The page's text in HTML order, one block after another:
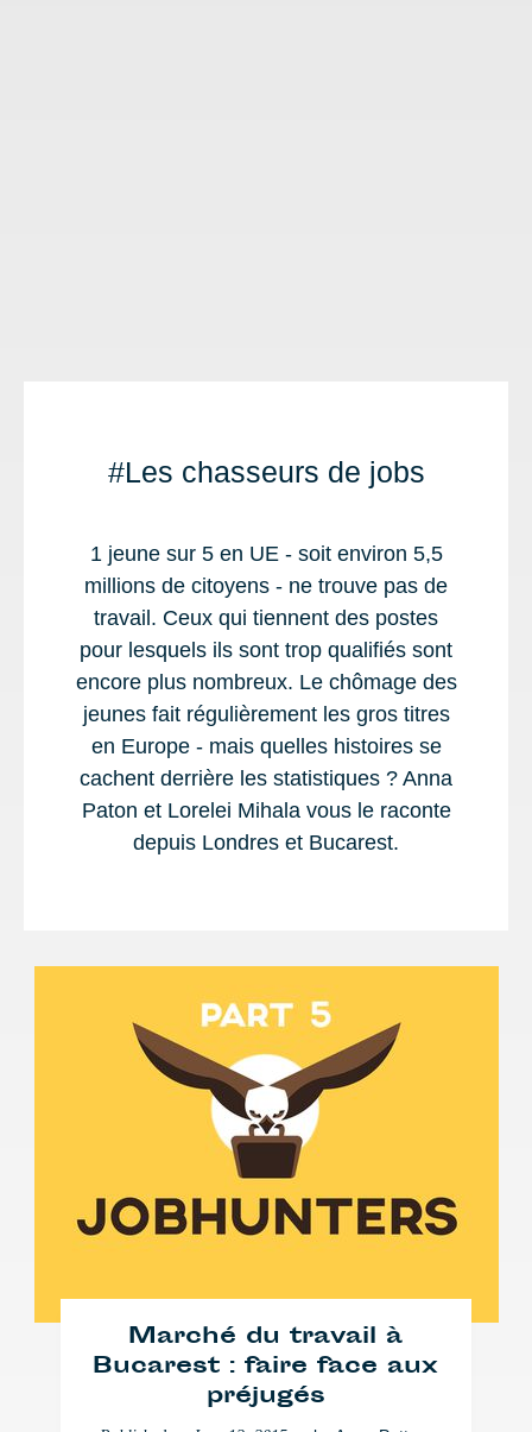
Les chasseurs de jobs
1 jeune sur 5 en UE - soit environ 5,5
millions de citoyens - ne trouve pas de
travail. Ceux qui tiennent des postes
pour lesquels ils sont trop qualifiés sont
encore plus nombreux. Le chômage des
jeunes fait régulièrement les gros titres
en Europe - mais quelles histoires se
cachent derrière les statistiques ? Anna
Paton et Lorelei Mihala vous le raconte
depuis Londres et Bucarest.
Marché du travail à
Bucarest : faire face aux
préjugés